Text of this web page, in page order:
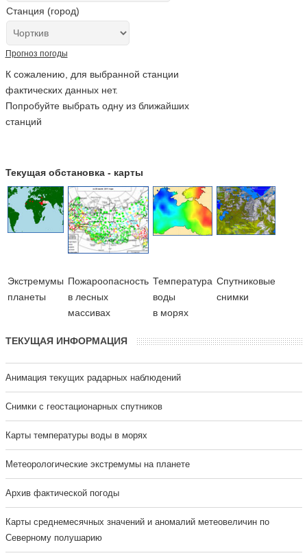
Станция (город)
Прогноз погоды
К сожалению, для выбранной станции
фактических данных нет.
Попробуйте выбрать одну из ближайших
станций
Текущая обстановка - карты
Экстремумы
планеты
Пожароопасность
в лесных
массивах
Температура
воды
в морях
Cпутниковые
снимки
ТЕКУЩАЯ ИНФОРМАЦИЯ
Анимация текущих радарных наблюдений
Cнимки с геостационарных спутников
Карты температуры воды в морях
Метеорологические экстремумы на планете
Архив фактической погоды
Карты среднемесячных значений и аномалий метеовеличин по
Северному полушарию